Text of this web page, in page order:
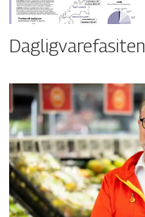
Dagligvarefasiten